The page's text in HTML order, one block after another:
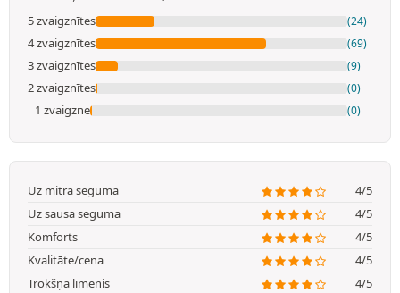
5 zvaigznītes (24)
4 zvaigznītes (69)
3 zvaigznītes (9)
2 zvaigznītes (0)
1 zvaigzne (0)
Uz mitra seguma
4/5
Uz sausa seguma
4/5
Komforts
4/5
Kvalitāte/cena
4/5
Trokšņa līmenis
4/5